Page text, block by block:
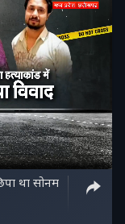
था सोनम